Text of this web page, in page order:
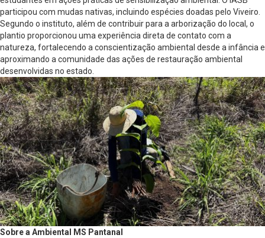
participou com mudas nativas, incluindo espécies doadas pelo Viveiro.
Segundo o instituto, além de contribuir para a arborização do local, o
plantio proporcionou uma experiência direta de contato com a
natureza, fortalecendo a conscientização ambiental desde a infância e
aproximando a comunidade das ações de restauração ambiental
desenvolvidas no estado.
Sobre a Ambiental MS Pantanal